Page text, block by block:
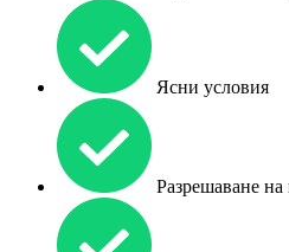
Ясни условия
Разрешаване